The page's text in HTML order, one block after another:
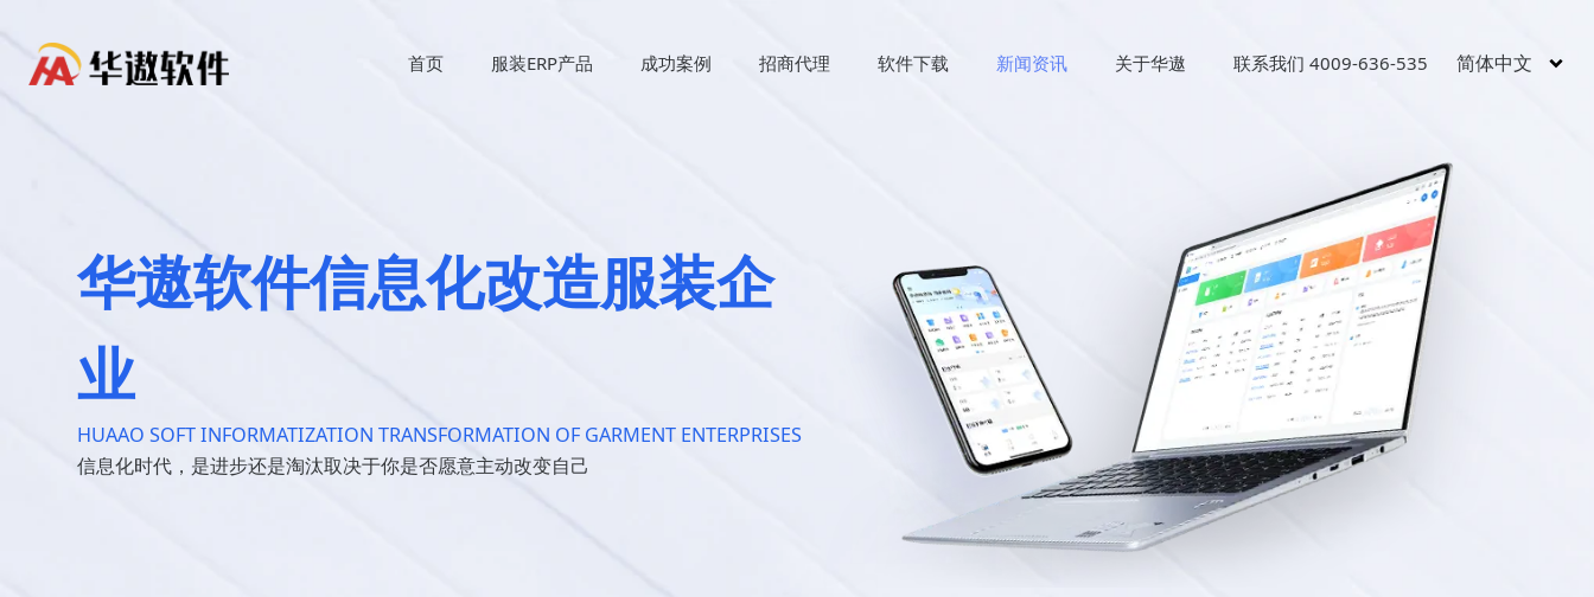
首页 服装ERP产品 成功案例 招商代理 软件下载 新闻资讯 关于华遨 联系我们 4009-636-535 简体中文
华遨软件信息化改造服装企
业
HUAAO SOFT INFORMATIZATION TRANSFORMATION OF GARMENT ENTERPRISES
信息化时代，是进步还是淘汰取决于你是否愿意主动改变自己